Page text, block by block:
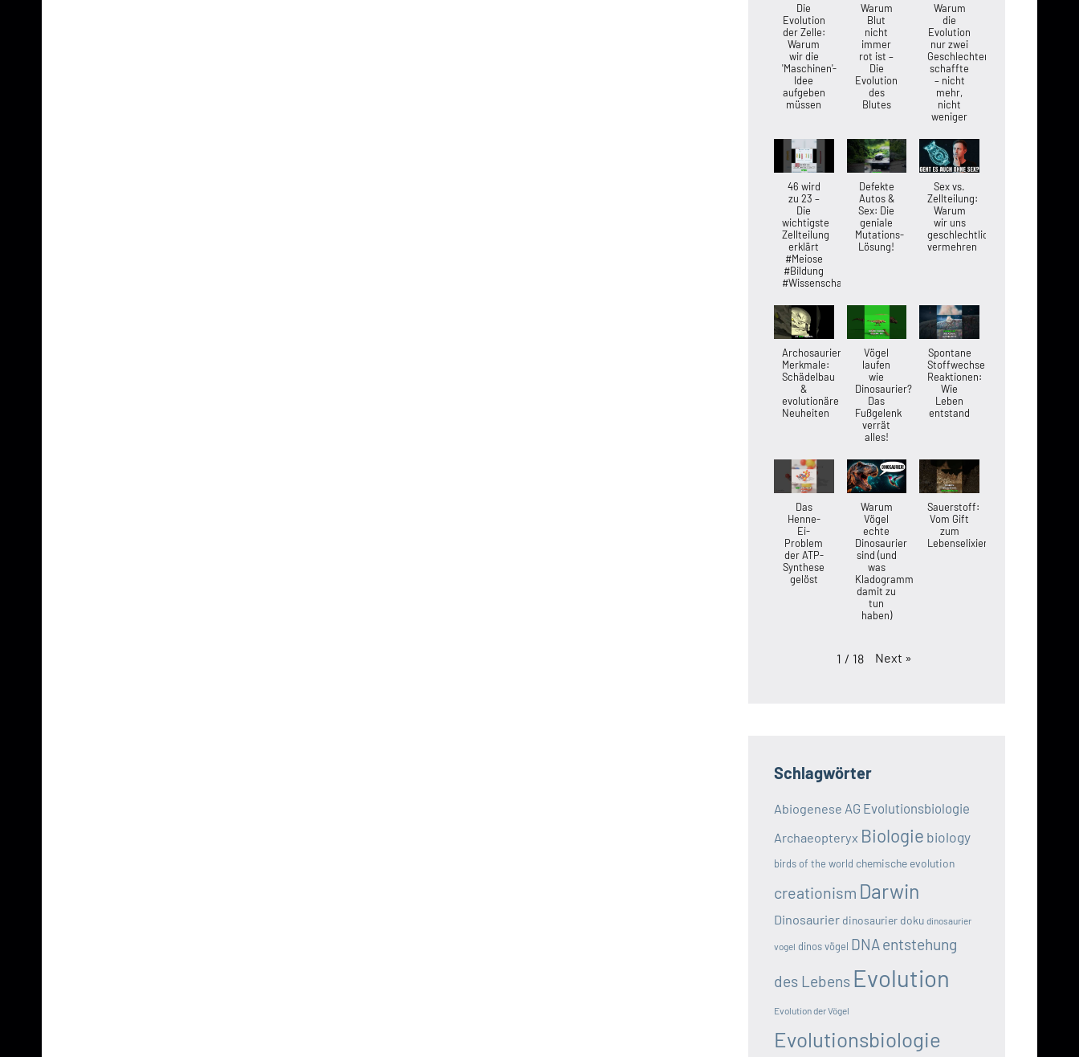
Die
Evolution
der Zelle:
Warum
wir die
'Maschinen'-
Idee
aufgeben
müssen
Warum
Blut
nicht
immer
rot ist –
Die
Evolution
des
Blutes
Warum
die
Evolution
nur zwei
Geschlechter
schaffte
– nicht
mehr,
nicht
weniger
46 wird
zu 23 –
Die
wichtigste
Zellteilung
erklärt
#Meiose
#Bildung
#Wissenschaft
Defekte
Autos &
Sex: Die
geniale
Mutations-
Lösung!
Sex vs.
Zellteilung:
Warum
wir uns
geschlechtlich
vermehren
Archosaurier-
Merkmale:
Schädelbau
&
evolutionäre
Neuheiten
Vögel
laufen
wie
Dinosaurier?
Das
Fußgelenk
verrät
alles!
Spontane
Stoffwechsel-
Reaktionen:
Wie
Leben
entstand
Das
Henne-
Ei-
Problem
der ATP-
Synthese
gelöst
Warum
Vögel
echte
Dinosaurier
sind (und
was
Kladogramme
damit zu
tun
haben)
Sauerstoff:
Vom Gift
zum
Lebenselixier
1 / 18 Next »
Schlagwörter
Abiogenese AG Evolutionsbiologie
Archaeopteryx Biologie biology
birds of the world chemische evolution
creationism Darwin
Dinosaurier dinosaurier doku dinosaurier
vogel dinos vögel DNAentstehung
des Lebens Evolution
Evolution der Vögel
Evolutionsbiologie